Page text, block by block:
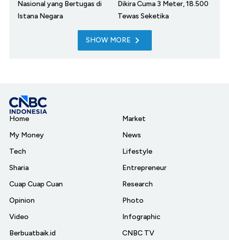
Nasional yang Bertugas di
Istana Negara
Dikira Cuma 3 Meter, 18.500
Tewas Seketika
SHOW MORE
Home
My Money
Tech
Sharia
Cuap Cuap Cuan
Opinion
Video
Berbuatbaik.id
Market
News
Lifestyle
Entrepreneur
Research
Photo
Infographic
CNBC TV